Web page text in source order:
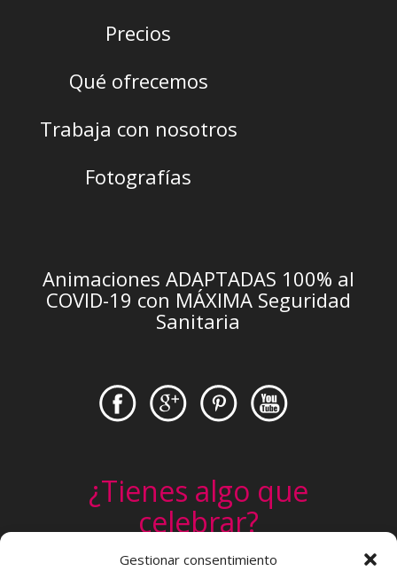
Gestionar consentimiento
Precios
Qué ofrecemos
Trabaja con nosotros
Fotografías
Animaciones ADAPTADAS 100% al
COVID-19 con MÁXIMA Seguridad
Sanitaria
¿Tienes algo que
celebrar?
Un cumpleaños, una comunión, un